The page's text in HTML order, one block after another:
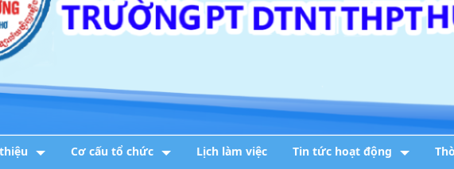
Cơ cấu tổ chức Lịch làm việc Tin tức hoạt động